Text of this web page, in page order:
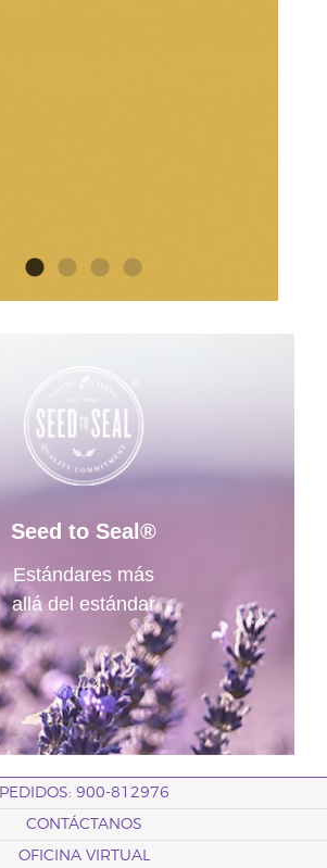
Seed to Seal®
Estándares más
allá del estándar
PEDIDOS: 900-812976
CONTÁCTANOS
OFICINA VIRTUAL